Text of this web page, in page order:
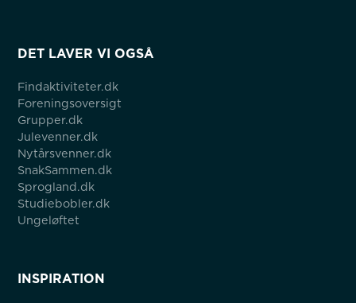
DET LAVER VI OGSÅ
Findaktiviteter.dk
Foreningsoversigt
Grupper.dk
Julevenner.dk
Nytårsvenner.dk
SnakSammen.dk
Sprogland.dk
Studiebobler.dk
Ungeløftet
INSPIRATION